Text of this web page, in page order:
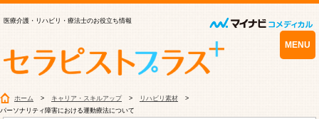
医療介護・リハビリ・療法士のお役立ち情報
MENU
ホーム キャリア・スキルアップ
リハビリ素材
パーソナリティ障害における運動療法について